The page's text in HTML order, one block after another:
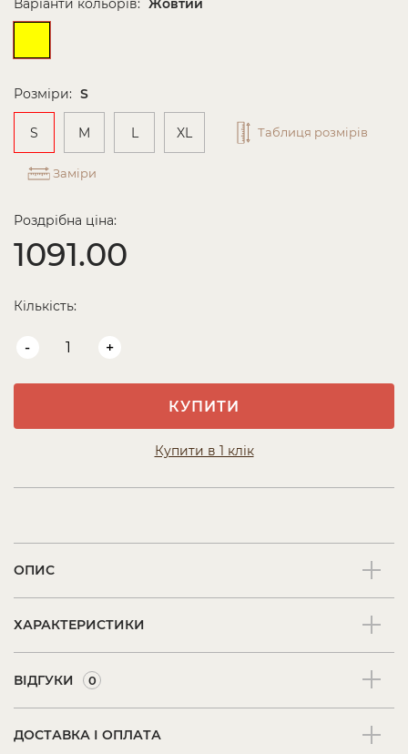
Варіанти кольорів: Жовтий
Розміри: S
S M L XL Таблиця розмірів
Заміри
Роздрібна ціна:
1091.00
Кількість:
- +
КУПИТИ
Купити в 1 клік
ОПИС
ХАРАКТЕРИСТИКИ
ВІДГУКИ 0
ДОСТАВКА І ОПЛАТА